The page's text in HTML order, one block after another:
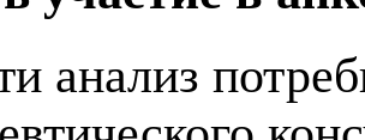
анализ